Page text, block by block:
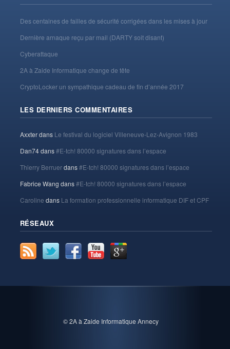
Des centaines de failles de sécurité corrigées dans les mises à jour
Dernière arnaque reçu par mail (DARTY soit disant)
Cyberattaque
2A à Zaide Informatique change de tête
CryptoLocker un sympathique cadeau de fin d’année 2017
LES DERNIERS COMMENTAIRES
Axxterdans Le festival du logiciel Villeneuve-Lez-Avignon 1983
Dan74dans#E-tch! 80000 signatures dans l’espace
Thierry Berruerdans#E-tch! 80000 signatures dans l’espace
Fabrice Wang dans#E-tch! 80000 signatures dans l’espace
Caroline dans La formation professionnelle informatique DIF et CPF
RÉSEAUX
© 2A à Zaide Informatique Annecy